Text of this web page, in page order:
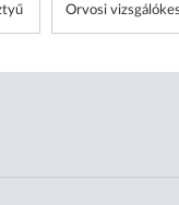
Orvosi